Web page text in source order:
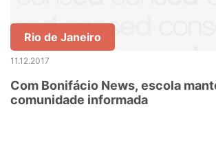
Rio de Janeiro
11.12.2017
Com Bonifácio News, escola
comunidade informada